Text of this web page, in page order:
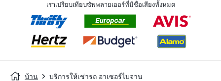
เราเปรียบเทียบซัพพลายเออร์ที่มีชื่อเสียงทั้งหมด
บ้าน บริการให้เช่ารถ อาเซอร์ไบจาน